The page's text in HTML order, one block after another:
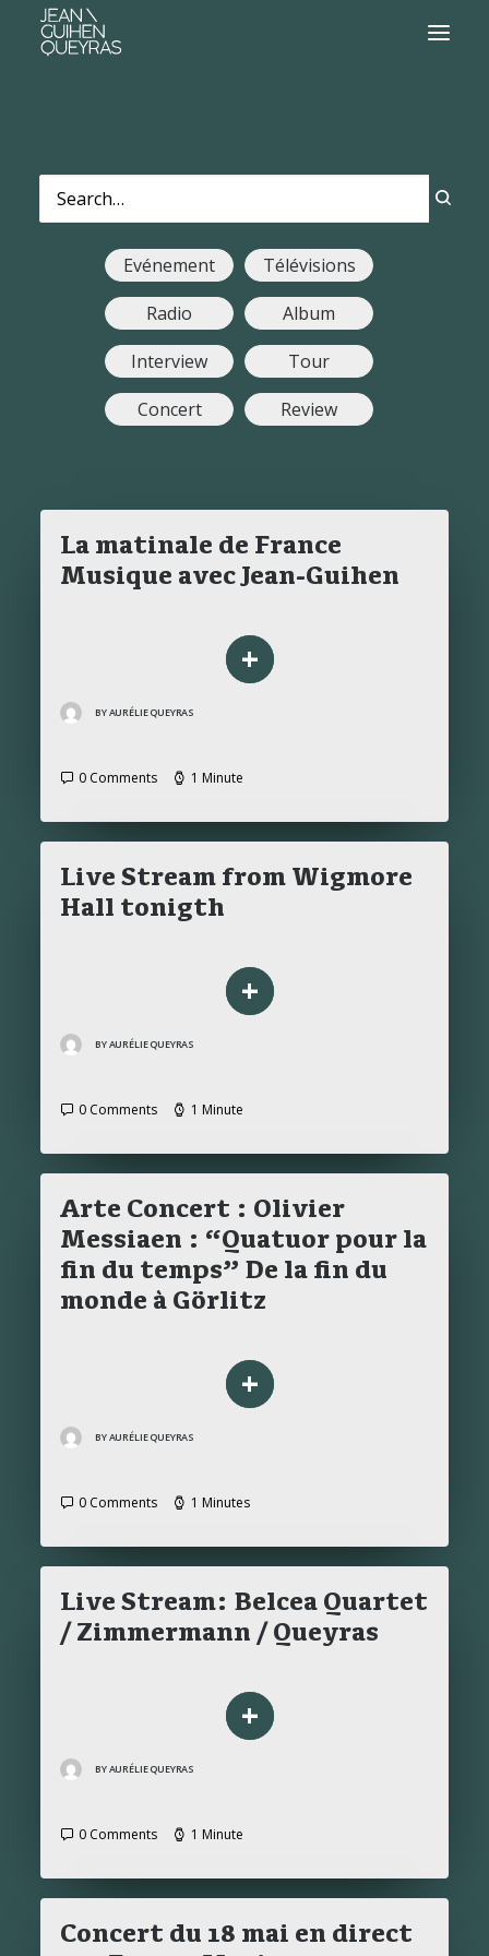
Evénement
Télévisions
Radio
Album
Interview
Tour
Concert
Review
La matinale de France
Musique avec Jean-Guihen
+
BY AURÉLIE QUEYRAS
0 Comments 1 Minute
Live Stream from Wigmore
Hall tonigth
+
BY AURÉLIE QUEYRAS
0 Comments 1 Minute
Arte Concert : Olivier
Messiaen : “Quatuor pour la
fin du temps” De la fin du
monde à Görlitz
+
BY AURÉLIE QUEYRAS
0 Comments 1 Minutes
Live Stream: Belcea Quartet
/ Zimmermann / Queyras
+
BY AURÉLIE QUEYRAS
0 Comments 1 Minute
Concert du 18 mai en direct